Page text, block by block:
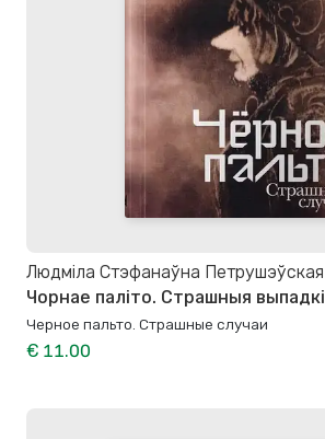
Людміла Стэфанаўна Петрушэўская
Чорнае паліто. Страшныя выпадкі
Черное пальто. Страшные случаи
€ 11.00